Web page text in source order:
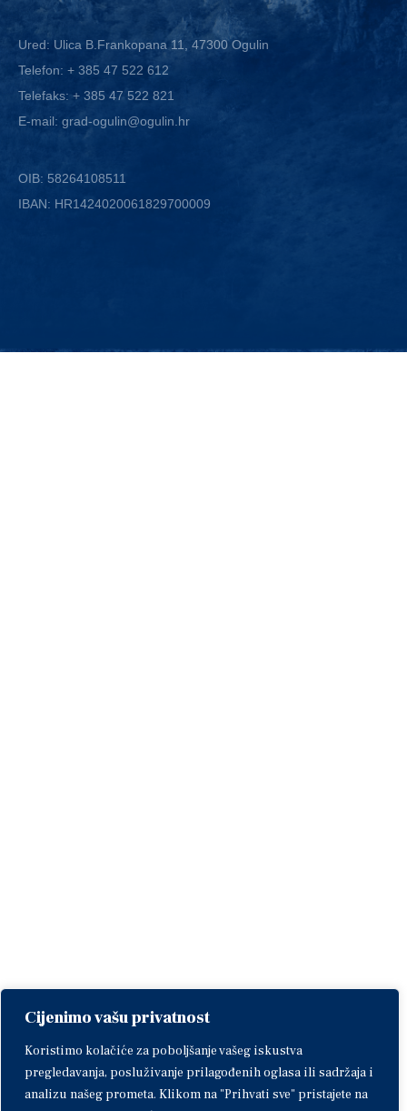
Cijenimo vašu privatnost
Koristimo kolačiće za poboljšanje vašeg iskustva
pregledavanja, posluživanje prilagođenih oglasa ili sadržaja i
analizu našeg prometa. Klikom na "Prihvati sve" pristajete na
Ured: Ulica B.Frankopana 11, 47300 Ogulin
Telefon: + 385 47 522 612
Telefaks: + 385 47 522 821
E-mail: grad-ogulin@ogulin.hr
OIB: 58264108511
IBAN: HR1424020061829700009